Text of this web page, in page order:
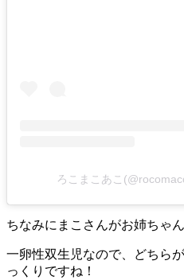
ろこまこあこ
ちなみにまこさんがお姉ちゃ
一卵性双生児なので、どちら
っくりですね！